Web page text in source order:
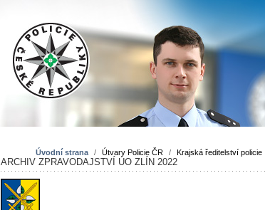
Úvodní strana / Útvary Policie ČR / Krajská ředitelství policie
ARCHIV ZPRAVODAJSTVÍ ÚO ZLÍN 2022